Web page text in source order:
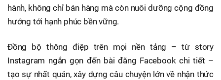
hành, không chỉ bán hàng mà còn nuôi dưỡng cộng đồng
hướng tới hạnh phúc bền vững.
Đồng bộ thông điệp trên mọi nền tảng – từ story
Instagram ngắn gọn đến bài đăng Facebook chi tiết –
tạo sự nhất quán, xây dựng câu chuyện lớn về nhận thức